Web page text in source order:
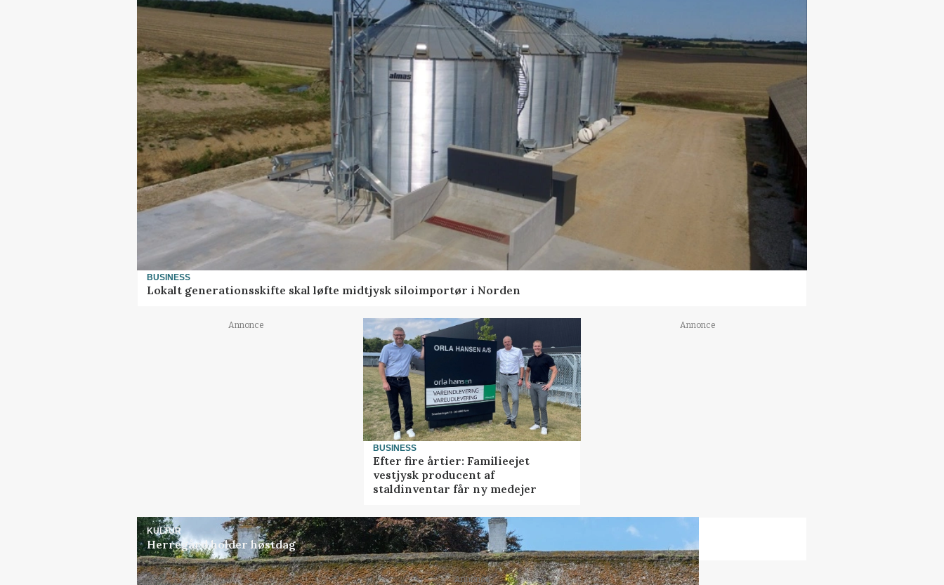
BUSINESS
Lokalt generationsskifte skal løfte midtjysk siloimportør i Norden
Annonce
BUSINESS
Efter fire årtier: Familieejet
vestjysk producent af
staldinventar får ny medejer
Annonce
KULTUR
Herregård holder høstdag
Annonce